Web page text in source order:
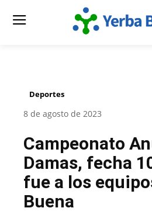
Deportes
8 de agosto de 2023
Campeonato
Damas, fecha
fue a los
Buena